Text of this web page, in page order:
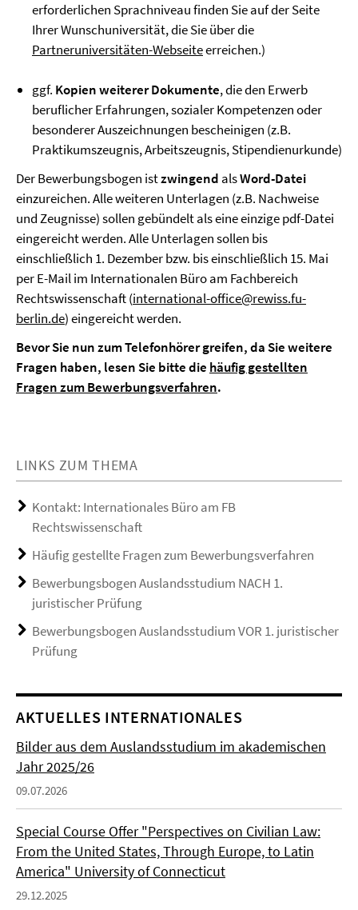
erforderlichen Sprachniveau finden Sie auf der Seite
Ihrer Wunschuniversität, die Sie über die
Partneruniversitäten-Webseiteerreichen.)
ggf. Kopien weiterer Dokumente, die den Erwerb
beruflicher Erfahrungen, sozialer Kompetenzen oder
besonderer Auszeichnungen bescheinigen (z.B.
Praktikumszeugnis, Arbeitszeugnis, Stipendienurkunde)
Der Bewerbungsbogen istzwingend alsWord-Datei
einzureichen. Alle weiteren Unterlagen (z.B. Nachweise
und Zeugnisse) sollen gebündelt als eine einzige pdf-Datei
eingereicht werden. Alle Unterlagen sollen bis
einschließlich 1. Dezember bzw. bis einschließlich 15. Mai
per E-Mail im Internationalen Büro am Fachbereich
Rechtswissenschaft (international-office@rewiss.fu-
berlin.de) eingereicht werden.
Bevor Sie nun zum Telefonhörer greifen, da Sie weitere
Fragen haben, lesen Sie bitte die häufig gestellten
Fragen zum Bewerbungsverfahren.
LINKS ZUM THEMA
Kontakt: Internationales Büro am FB
Rechtswissenschaft
Häufig gestellte Fragen zum Bewerbungsverfahren
Bewerbungsbogen Auslandsstudium NACH 1.
juristischer Prüfung
Bewerbungsbogen Auslandsstudium VOR 1. juristischer
Prüfung
AKTUELLES INTERNATIONALES
Bilder aus dem Auslandsstudium im akademischen
Jahr 2025/26
09.07.2026
Special Course Offer "Perspectives on Civilian Law:
From the United States, Through Europe, to Latin
America" University of Connecticut
29.12.2025